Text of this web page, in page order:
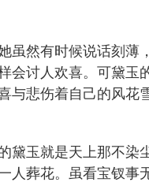
虽然有时候说话刻
会讨人欢喜。可黛
悲伤着自己的风花
黛玉就是天上那不
葬花。虽看宝钗